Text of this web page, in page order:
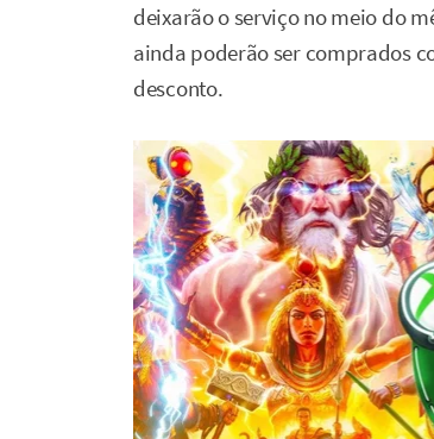
deixarão o serviço no meio do
ainda poderão ser comprados
desconto.